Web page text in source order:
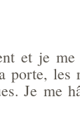
et je
porte, les
Je me